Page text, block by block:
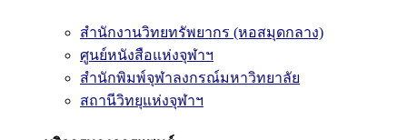
สำนักงานวิทยทรัพยากร (หอสมุดกลาง)
ศูนย์หนังสือแห่งจุฬาฯ
สำนักพิมพ์จุฬาลงกรณ์มหาวิทยาลัย
สถานีวิทยุแห่งจุฬาฯ